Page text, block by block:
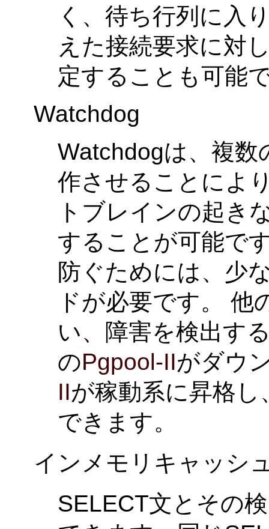
く、待ち行列に入
えた接続要求に対
定することも可能
Watchdog
Watchdogは、複数
作させることによ
トブレインの起き
することが可能で
防ぐためには、少
ドが必要です。 他
い、障害を検出す
のPgpool-IIがダウ
IIが稼動系に昇格
できます。
インメモリキャッシ
SELECT文とその